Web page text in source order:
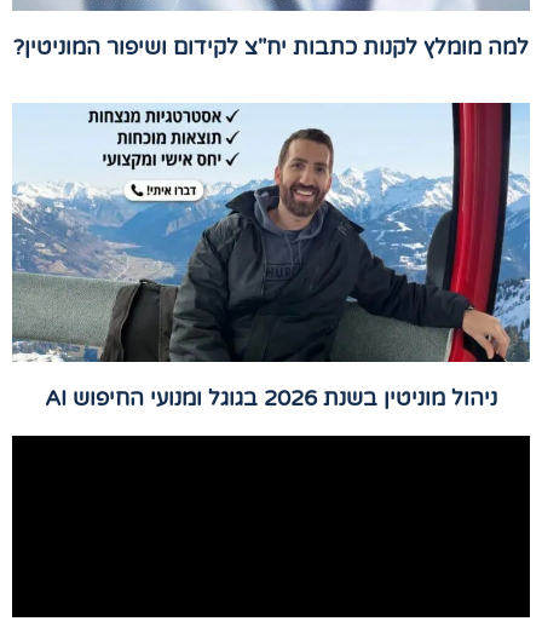
למה מומלץ לקנות כתבות יח"צ לקידום ושיפור המוניטין?
ניהול מוניטין בשנת 2026 בגוגל ומנועי החיפוש AI